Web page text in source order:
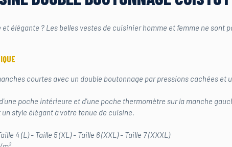
élégante ? Les belles vestes de cuisinier homme et femme ne sont
courtes avec un double boutonnage par pressions cachées et
poche intérieure et d'une poche thermomètre sur la manche
style élégant à votre tenue de cuisine.
4 (L) - Taille 5 (XL) - Taille 6 (XXL) - Taille 7 (XXXL)